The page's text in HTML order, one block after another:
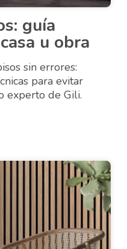
guía
u obra
sin errores:
para evitar
experto de Gili.